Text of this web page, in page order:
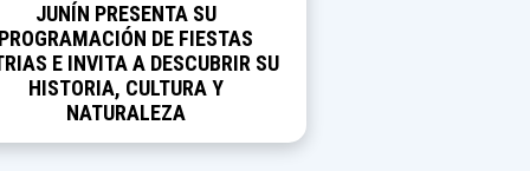
JUNÍN PRESENTA SU
PROGRAMACIÓN DE FIESTAS
E INVITA A DESCUBRIR SU
HISTORIA, CULTURA Y
NATURALEZA